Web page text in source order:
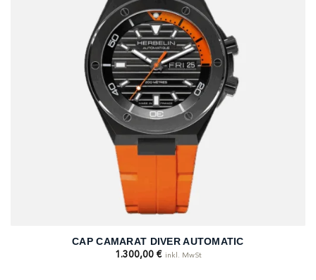
CAP CAMARAT DIVER AUTOMATIC
1.300,00 € inkl. MwSt